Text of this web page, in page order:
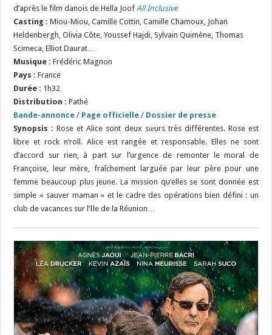
d’après le film danois de Hella JoofAll Inclusive
Casting :Miou-Miou, Camille Cottin, Camille Chamoux, Johan
Heldenbergh, Olivia Côte, Youssef Hajdi, Sylvain Quimène, Thomas
Scimeca, Elliot Daurat…
Musique : Frédéric Magnon
Pays : France
Durée : 1h32
Distribution : Pathé
Bande-annonce / Page officielle / Dossier de presse
Synopsis :Rose et Alice sont deux sœurs très différentes. Rose est
libre et rock n’roll. Alice est rangée et responsable. Elles ne sont
d’accord sur rien, à part sur l’urgence de remonter le moral de
Françoise, leur mère, fraîchement larguée par leur père pour une
femme beaucoup plus jeune. La mission qu’elles se sont donnée est
simple « sauver maman » et le cadre des opérations bien défini : un
club de vacances sur l’Ile de la Réunion…